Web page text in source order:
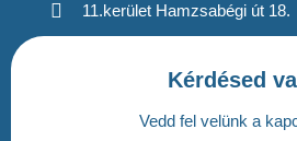
11.kerület Hamzsabégi út 18.
Kérdésed
Vedd fel velünk a